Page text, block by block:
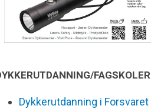
FAGSKOLER
Dykkerutdanning i Forsvaret